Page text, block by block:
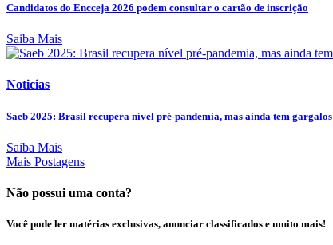
Candidatos do Encceja 2026 podem consultar o cartão de inscrição
Saiba Mais
Noticias
Saeb 2025: Brasil recupera nível pré-pandemia, mas ainda tem gargalos
Saiba Mais
Mais Postagens
Não possui uma conta?
Você pode ler matérias exclusivas, anunciar classificados e muito mais!